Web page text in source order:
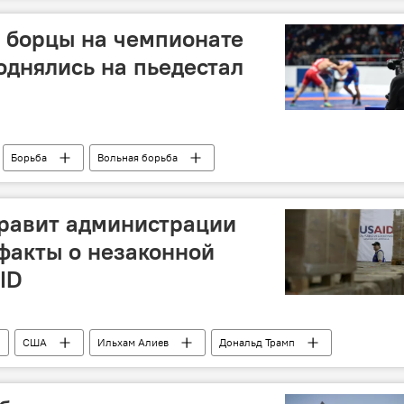
на чемпионате
на пьедестал
Борьба
Вольная борьба
Чемпионат Европы
Бронзовая медаль
администрации
о незаконной
США Ильхам Алиев
Дональд Трамп